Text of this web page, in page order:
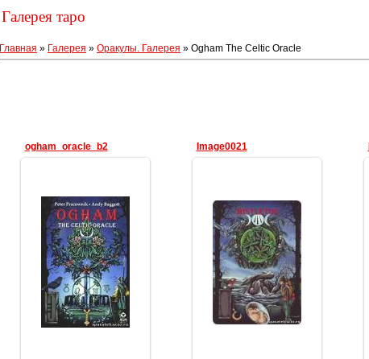
Галерея таро
Главная » Галерея » Оракулы. Галерея » Ogham The Celtic Oracle
ogham_oracle_b2
10.02.2012
Геката
Image0021
10.02.2012
Геката